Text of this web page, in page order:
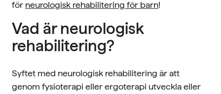
för neurologisk rehabilitering för barn!
Vad är neurologisk
rehabilitering?
Syftet med neurologisk rehabilitering är att
genom fysioterapi eller ergoterapi utveckla eller